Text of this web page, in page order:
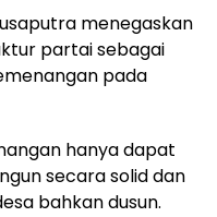
menegaskan
partai sebagai
pada
hanya dapat
secara solid dan
bahkan dusun.